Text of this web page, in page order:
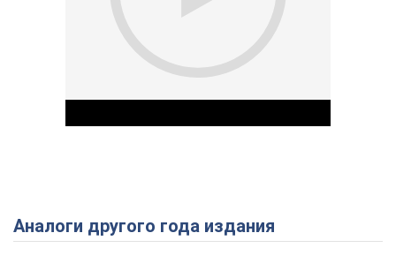
Play Video
Аналоги другого года издания